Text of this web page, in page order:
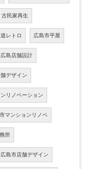
古民家再生
レトロ 広島市平屋
広島店舗設計
デザイン
リノベーション
マンションリノベ
所
広島市店舗デザイン